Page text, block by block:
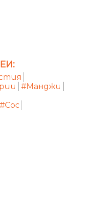
#Манджи
#Сос